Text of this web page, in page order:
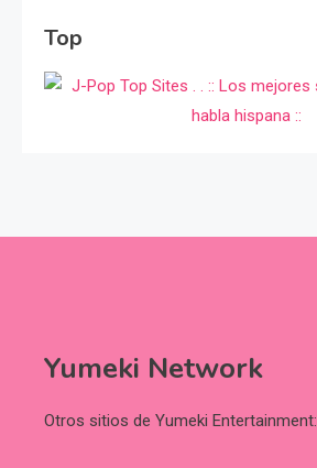
Top
Yumeki Network
Otros sitios de Yumeki Entertainment: